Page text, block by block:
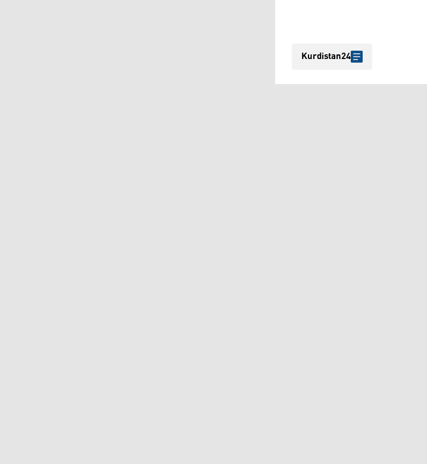
Kurdistan24